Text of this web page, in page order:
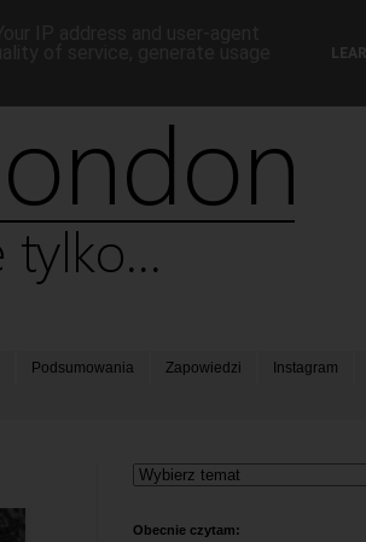
Podsumowania Zapowiedzi Instagram
Obecnie czytam: